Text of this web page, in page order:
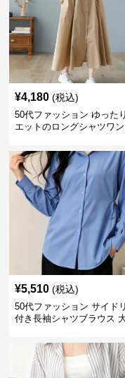
¥4,180 (税込)
50代ファッション ゆった
エットのロングシャツワ
¥5,510 (税込)
50代ファッション サイド
付き長袖シャツブラウス